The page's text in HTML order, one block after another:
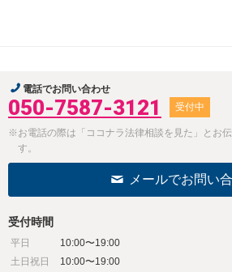
電話でお問い合わせ
050-7587-3121 受付中
※お電話の際は「ココナラ法律相談を見た」とお
す。
メールでお問い
受付時間
平日
10:00〜19:00
土日祝日
10:00〜19:00